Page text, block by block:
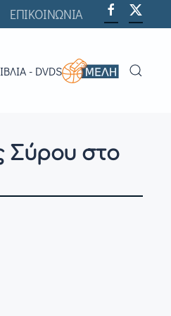
ΕΠΙΚΟΙΝΩΝΙΑ
- DVDS
Σύρου στο